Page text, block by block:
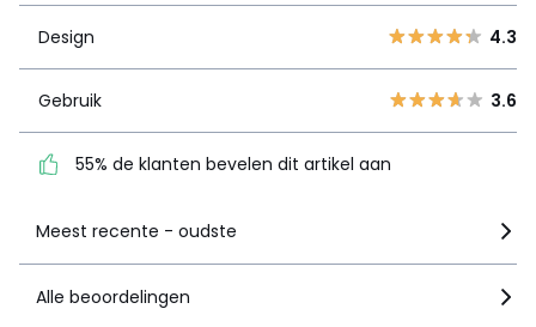
1
2 2
3
4 1
3.6
55% de klanten bevelen
Zie details van de nota
Design 4.3
Gebruik 3.6
55% de klanten bevelen dit artikel aan
Meest recente - oudste
Alle beoordelingen